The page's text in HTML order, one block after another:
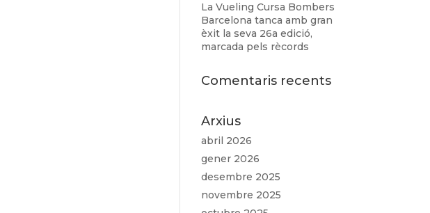
La Vueling Cursa Bombers
Barcelona tanca amb gran
èxit la seva 26a edició,
marcada pels rècords
Comentaris recents
Arxius
abril 2026
gener 2026
desembre 2025
novembre 2025